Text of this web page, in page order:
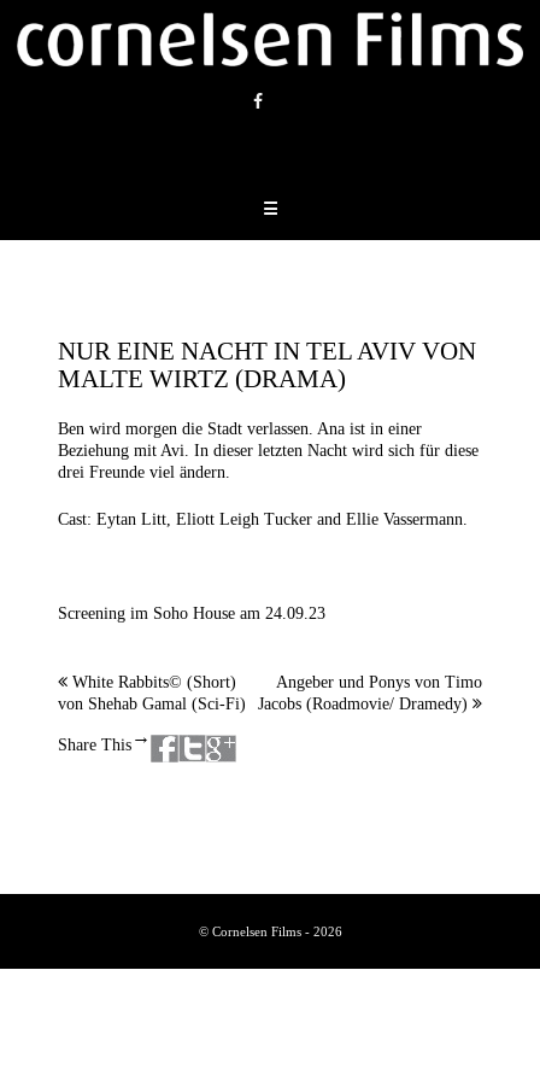
content
☰
NUR EINE NACHT IN TEL AVIV VON
MALTE WIRTZ (DRAMA)
Ben wird morgen die Stadt verlassen. Ana ist in einer
Beziehung mit Avi. In dieser letzten Nacht wird sich für diese
drei Freunde viel ändern.
Cast: Eytan Litt, Eliott Leigh Tucker and Ellie Vassermann.
Screening im Soho House am 24.09.23
White Rabbits© (Short)
von Shehab Gamal (Sci-Fi)
Angeber und Ponys von Timo
Jacobs (Roadmovie/ Dramedy)
Share This →
© Cornelsen Films - 2026